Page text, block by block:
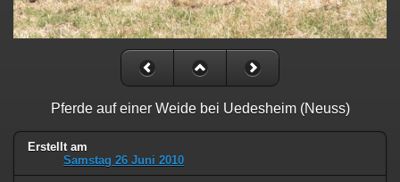
Pferde auf einer Weide bei Uedesheim (Neuss)
Erstellt am
Samstag 26 Juni 2010